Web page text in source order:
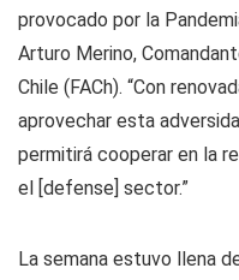
provocado por la
Arturo Merino,
Chile (FACh). “Con
aprovechar esta
permitirá cooperar en la
el [defense] sector.”
La semana estuvo llena